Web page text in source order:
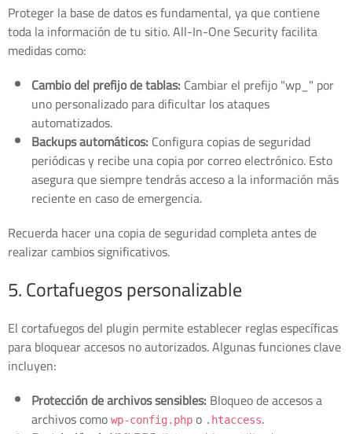
Proteger la base de datos es fundamental, ya que contiene
toda la información de tu sitio. All-In-One Security facilita
medidas como:
Cambio del prefijo de tablas: Cambiar el prefijo "wp_" por
uno personalizado para dificultar los ataques
automatizados.
Backups automáticos: Configura copias de seguridad
periódicas y recibe una copia por correo electrónico. Esto
asegura que siempre tendrás acceso a la información más
reciente en caso de emergencia.
Recuerda hacer una copia de seguridad completa antes de
realizar cambios significativos.
5. Cortafuegos personalizable
El cortafuegos del plugin permite establecer reglas específicas
para bloquear accesos no autorizados. Algunas funciones clave
incluyen:
Protección de archivos sensibles: Bloqueo de accesos a
archivos como wp-config.php o .htaccess.